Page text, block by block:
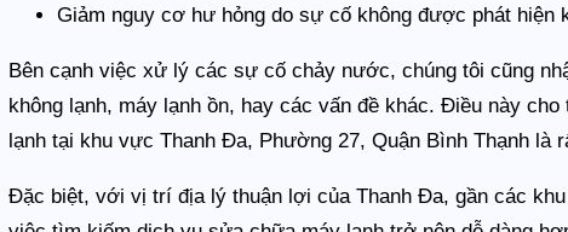
Giảm nguy cơ hư hỏng do sự cố không được phát hiện
Bên cạnh việc xử lý các sự cố chảy nước, chúng tôi cũng
không lạnh, máy lạnh ồn, hay các vấn đề khác. Điều này
lạnh tại khu vực Thanh Đa, Phường 27, Quận Bình Thạnh là
Đặc biệt, với vị trí địa lý thuận lợi của Thanh Đa, gần các